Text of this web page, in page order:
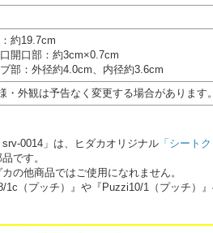
約19.7cm
開口部：約3cm×0.7cm
部：外径約4.0cm、内径約3.6cm
外観は予告なく変更する場合があります。
0014」は、ヒダカオリジナル 「シート
です。
の他商品ではご使用になれません。
1c（プッチ）』や『Puzzi10/1（プッチ）